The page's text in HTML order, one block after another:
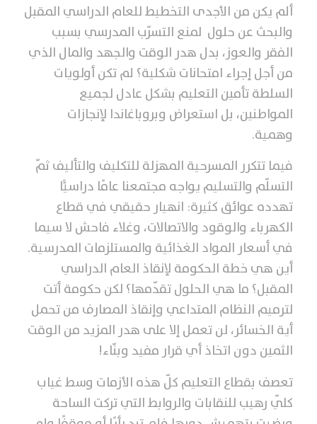
ألم يكن من الأجدى التخطيط للعام الدراسي المقبل
والبحث عن حلول لمنع التسرّب المدرسي بسبب
الفقر والعوز، بدل هدر الوقت والجهد والمال الذي
من أجل إجراء امتحانات شكلية؟ لم تكن أولويات
السلطة تأمين التعليم بشكل عادل لجميع
المواطنين، بل استعراض وبروباغاندا لإنجازات
وهمية.
فيما تتكرر المسرحية المهزلة للتكليف والتأليف ثمّ
التسلّم والتسليم يواجه مجتمعنا عامًا دراسيًّا
تهدده عوائق كثيرة: انهيار حقيقي في قطاع
الكهرباء والوقود والاتصالات، وغلاء فاحش لا سيما
في أسعار المواد الغذائية والمستلزمات المدرسية.
أين هي خطة الحكومة لإنقاذ العام الدراسي
المقبل؟ ما هي الحلول تقدّمها؟ لكن حكومة أتت
لترميم النظام المتداعي وإنقاذ المصارف من تحمل
أية الخسائر، لن تعمل إلا على هدر المزيد من الوقت
الثمين دون اتخاذ أي قرار مفيد وبنّاء!
تعصف بقطاع التعليم كلّ هذه الأزمات وسط غياب
كلّي رهيب للنقابات والروابط التي تركت الساحة